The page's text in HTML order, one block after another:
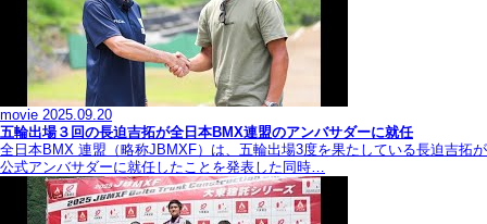
movie 2025.09.20
五輪出場３回の長迫吉拓が全日本BMX連盟のアンバサダーに就任
全日本BMX 連盟（略称JBMXF）は、五輪出場3度を果たしている長迫吉拓が
公式アンバサダーに就任したことを発表した同時…